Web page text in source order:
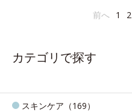
前へ 1 2
カテゴリで探す
スキンケア（169）